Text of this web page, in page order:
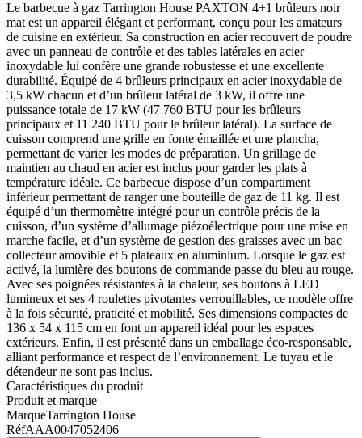
Le barbecue à gaz Tarrington House PAXTON 4+1 brûleurs noir
mat est un appareil élégant et performant, conçu pour les amateurs
de cuisine en extérieur. Sa construction en acier recouvert de poudre
avec un panneau de contrôle et des tables latérales en acier
inoxydable lui confère une grande robustesse et une excellente
durabilité. Équipé de 4 brûleurs principaux en acier inoxydable de
3,5 kW chacun et d’un brûleur latéral de 3 kW, il offre une
puissance totale de 17 kW (47 760 BTU pour les brûleurs
principaux et 11 240 BTU pour le brûleur latéral). La surface de
cuisson comprend une grille en fonte émaillée et une plancha,
permettant de varier les modes de préparation. Un grillage de
maintien au chaud en acier est inclus pour garder les plats à
température idéale. Ce barbecue dispose d’un compartiment
inférieur permettant de ranger une bouteille de gaz de 11 kg. Il est
équipé d’un thermomètre intégré pour un contrôle précis de la
cuisson, d’un système d’allumage piézoélectrique pour une mise en
marche facile, et d’un système de gestion des graisses avec un bac
collecteur amovible et 5 plateaux en aluminium. Lorsque le gaz est
activé, la lumière des boutons de commande passe du bleu au rouge.
Avec ses poignées résistantes à la chaleur, ses boutons à LED
lumineux et ses 4 roulettes pivotantes verrouillables, ce modèle offre
à la fois sécurité, praticité et mobilité. Ses dimensions compactes de
136 x 54 x 115 cm en font un appareil idéal pour les espaces
extérieurs. Enfin, il est présenté dans un emballage éco-responsable,
alliant performance et respect de l’environnement. Le tuyau et le
détendeur ne sont pas inclus.
Caractéristiques du produit
Produit et marque
MarqueTarrington House
RéfAAA0047052406